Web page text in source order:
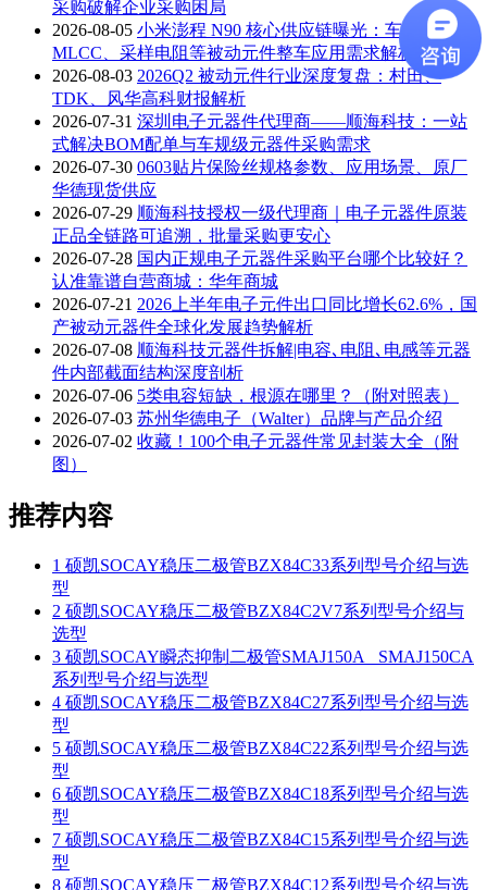
采购破解企业采购困局
2026-08-05 小米澎程 N90 核心供应链曝光：车规
MLCC、采样电阻等被动元件整车应用需求解析
2026-08-03 2026Q2 被动元件行业深度复盘：村田、
TDK、风华高科财报解析
2026-07-31 深圳电子元器件代理商——顺海科技：一站
式解决BOM配单与车规级元器件采购需求
2026-07-30 0603贴片保险丝规格参数、应用场景、原厂
华德现货供应
2026-07-29 顺海科技授权一级代理商｜电子元器件原装
正品全链路可追溯，批量采购更安心
2026-07-28 国内正规电子元器件采购平台哪个比较好？
认准靠谱自营商城：华年商城
2026-07-21 2026上半年电子元件出口同比增长62.6%，国
产被动元器件全球化发展趋势解析
2026-07-08 顺海科技元器件拆解|电容､电阻､电感等元器
件内部截面结构深度剖析
2026-07-06 5类电容短缺，根源在哪里？（附对照表）
2026-07-03 苏州华德电子（Walter）品牌与产品介绍
2026-07-02 收藏！100个电子元器件常见封装大全（附
图）
推荐内容
1 硕凯SOCAY稳压二极管BZX84C33系列型号介绍与选
型
2 硕凯SOCAY稳压二极管BZX84C2V7系列型号介绍与
选型
3 硕凯SOCAY瞬态抑制二极管SMAJ150A_ SMAJ150CA
系列型号介绍与选型
4 硕凯SOCAY稳压二极管BZX84C27系列型号介绍与选
型
5 硕凯SOCAY稳压二极管BZX84C22系列型号介绍与选
型
6 硕凯SOCAY稳压二极管BZX84C18系列型号介绍与选
型
7 硕凯SOCAY稳压二极管BZX84C15系列型号介绍与选
型
8 硕凯SOCAY稳压二极管BZX84C12系列型号介绍与选